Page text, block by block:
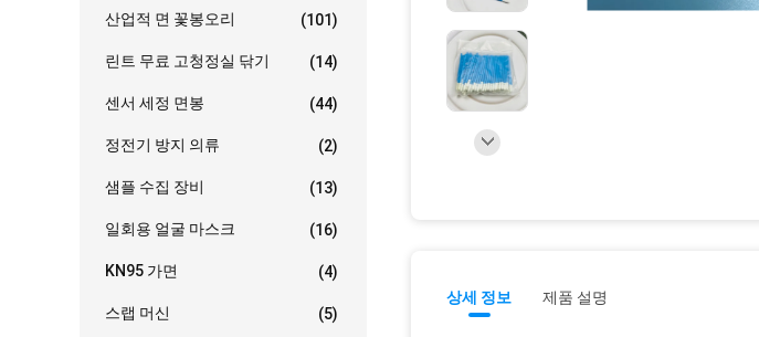
산업적 면 꽃봉오리 (101)
린트 무료 고청정실 닦기 (14)
센서 세정 면봉 (44)
정전기 방지 의류 (2)
샘플 수집 장비 (13)
일회용 얼굴 마스크 (16)
KN95 가면 (4)
스랩 머신 (5)
상세 정보 제품 설명